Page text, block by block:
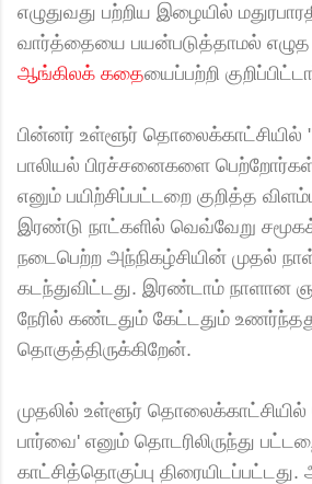
எழுதுவது பற்றிய இழையில்
வார்த்தையை பயன்படுத்தாமல்
ஆங்கிலக் கதையைப்பற்றி
பின்னர் உள்ளூர் தொலைக்காட்சியில்
பாலியல் பிரச்சனைகளை
எனும் பயிற்சிப்பட்டறை குறித்த
இரண்டு நாட்களில் வெவ்வேறு
நடைபெற்ற அந்நிகழ்சியின் முதல்
கடந்துவிட்டது. இரண்டாம் நாளான
நேரில் கண்டதும் கேட்டதும்
தொகுத்திருக்கிறேன்.
முதலில் உள்ளூர் தொலைக்காட்சியில்
பார்வை' எனும் தொடரிலிருந்து
காட்சித்தொகுப்பு